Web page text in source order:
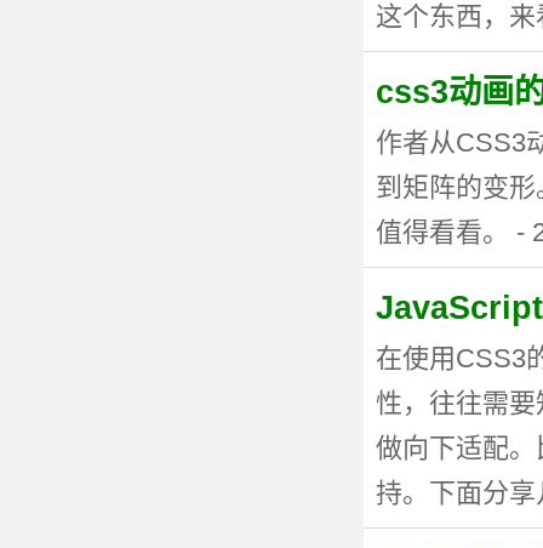
这个东西，
css3动画
作者从CSS3
到矩阵的变
值得看看。 -
JavaScript
在使用CSS3
性，往往需
做向下适配
持。下面分